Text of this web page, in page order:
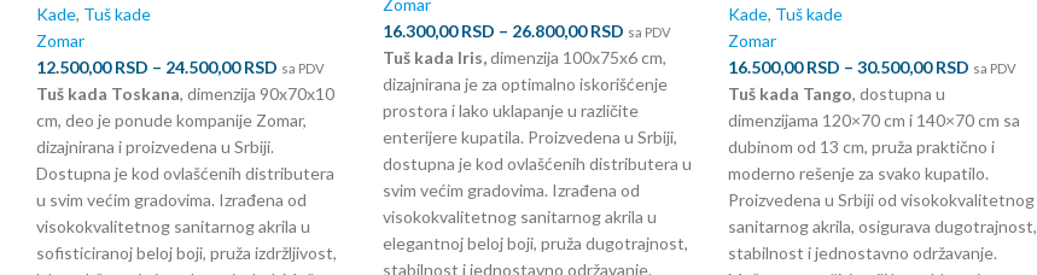
Kade, Tuš kade
Zomar
12.500,00RSD – 24.500,00RSD sa PDV
Tuš kada Toskana, dimenzija 90x70x10
cm, deo je ponude kompanije Zomar,
dizajnirana i proizvedena u Srbiji.
Dostupna je kod ovlašćenih distributera
u svim većim gradovima. Izrađena od
visokokvalitetnog sanitarnog akrila u
sofisticiranoj beloj boji, pruža izdržljivost,
16.300,00RSD – 26.800,00RSD sa PDV
Tuš kada Iris,dimenzija 100x75x6 cm,
dizajnirana je za optimalno iskorišćenje
prostora i lako uklapanje u različite
enterijere kupatila. Proizvedena u Srbiji,
dostupna je kod ovlašćenih distributera u
svim većim gradovima. Izrađena od
visokokvalitetnog sanitarnog akrila u
elegantnoj beloj boji, pruža dugotrajnost,
stabilnost i jednostavno održavanje.
Kade, Tuš kade
Zomar
16.500,00RSD – 30.500,00RSD sa PDV
Tuš kada Tango, dostupna u
dimenzijama 120×70 cm i 140×70 cm sa
dubinom od 13 cm, pruža praktično i
moderno rešenje za svako kupatilo.
Proizvedena u Srbiji od visokokvalitetnog
sanitarnog akrila, osigurava dugotrajnost,
stabilnost i jednostavno održavanje.